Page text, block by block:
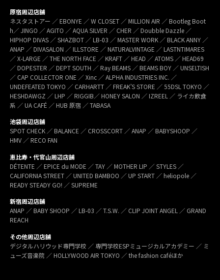
原宿周辺店舗
ネスタストアー ／ EBONYE ／ W CLOSET ／ MILLION AIR ／ Bootleg Boot
h／ JINGO ／ AGITO ／ AQUA SILVER ／ CHER ／ Doubble Dazzle ／
HIPHOP DIVAS ／ SHAZBOT ／ LB-03 ／ MASTER WORK ／ BLACK ANNY ／
ANAP ／ DIVASALON ／ ILLSTORE ／ NATURALVINTAGE ／ LASTNTIMARES
／ X-LARGE ／ THE NORTH FACE ／ KRAFT ／ HEAD ／ ATOMS ／ HEAD69
／ DOPESTER ／ DEPT SOUTH ／ Ray BEAMS ／ BEAMS BOY ／ UNSELTISH
／ CAP COLLECTOR ONE ／ Xinc ／ ALPHA INDUSTRIES INC. ／
UNDEFEATED TOKYO ／ CARHARTT ／ FREAK’S STORE ／ 55DSL TOKYO ／
HESHDAWGZ ／ LHP ／ RIGGIB／ HONEY SALON ／ IZREEL ／ ライカ飲食
系 ／ UA CAFÉ ／ HUB 原宿 ／ TABASA
池袋周辺店舗
SPOT CHECK ／ BALANCE ／ CROSSCORT ／ ANAP ／ BABYSHOOP ／
HMV ／ RECO FAN
恵比寿・代官山周辺店舗
DÉTENTE ／ EPICE du MODE ／ TAY ／ MOTHER LIP ／ STYLES ／
CALIFORNIA STREET ／ UNITED BAMBOO ／ UP START ／ heliopole ／
READY STEADY GO! ／ SUPREME
新宿周辺店舗
ANAP ／ BABY SHOOP ／ LB-03 ／ T.S.W. ／ CLIP JOINT ANGEL ／ GRAND
REACH
その他周辺店舗
デジタルハリウッド専門学校 ／ 専門学校ESPミュージカルアカデミー ／ ミ
ューズ音楽院 ／ HOLLYWOOD AIR TOKYO ／ the fashion caféほか